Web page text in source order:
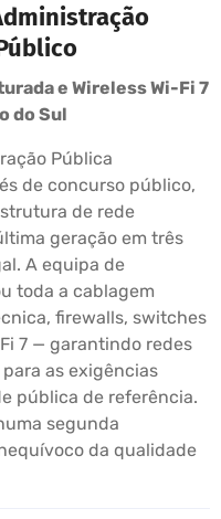
e Wireless Wi-Fi 7
do Sul
Pública
de concurso público,
de rede
geração em três
A equipa de
toda a cablagem
firewalls, switches
7 — garantindo redes
as exigências
pública de referência.
segunda
da qualidade